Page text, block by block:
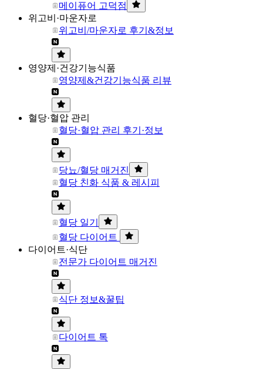
메이퓨어 고덕점
위고비·마운자로
위고비/마운자로 후기&정보
영양제·건강기능식품
영양제&건강기능식품 리뷰
혈당·혈압 관리
혈당·혈압 관리 후기·정보
당뇨/혈당 매거진
혈당 친화 식품 & 레시피
혈당 일기
혈당 다이어트
다이어트·식단
전문가 다이어트 매거진
식단 정보&꿀팁
다이어트 톡